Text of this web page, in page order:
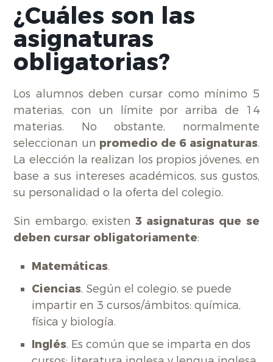
¿Cuáles son las
asignaturas
obligatorias?
Los alumnos deben cursar como mínimo 5
materias, con un límite por arriba de 14
materias. No obstante, normalmente
seleccionan un promedio de 6 asignaturas.
La elección la realizan los propios jóvenes, en
base a sus intereses académicos, sus gustos,
su personalidad o la oferta del colegio.
Sin embargo, existen 3 asignaturas que se
deben cursar obligatoriamente:
Matemáticas.
Ciencias. Según el colegio, se puede
impartir en 3 cursos/ámbitos: química,
física y biología.
Inglés. Es común que se imparta en dos